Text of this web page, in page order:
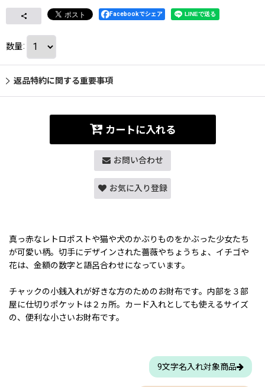
Facebookでシェア
数量:
返品特約に関する重要事項
カートに入れる
お問い合わせ
お気に入り登録
真っ赤なレトロポストや猫や犬のかぶりものをかぶった少女たち
が可愛い柄。切手にデザインされた薔薇やちょうちょ、イチゴや
花は、金額の数字と語呂合わせになっています。
チャックの小銭入れが好きな方のためのお財布です。内部を３部
屋に仕切りポケットは２ヵ所。カード入れとしても使えるサイズ
の、便利な小さいお財布です。
9文字名入れ対象商品